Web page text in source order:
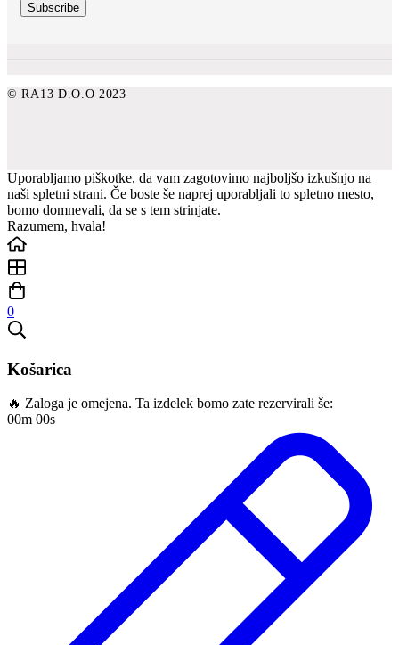
Subscribe
© RA13 D.O.O 2023
Uporabljamo piškotke, da vam zagotovimo najboljšo izkušnjo na
naši spletni strani. Če boste še naprej uporabljali to spletno mesto,
bomo domnevali, da se s tem strinjate.
Razumem, hvala!
0
Košarica
🔥 Zaloga je omejena. Ta izdelek bomo zate rezervirali še:
00m 00s